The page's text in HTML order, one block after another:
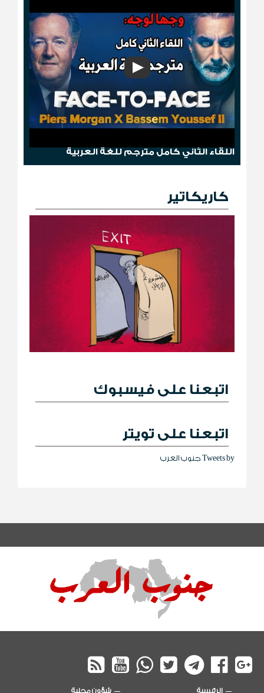
اللقاء الثاني كامل مترجم للغة العربية
كاريكاتير
اتبعنا على فيسبوك
اتبعنا على تويتر
Tweets by جنوب العرب
الرئيسية شؤون محلية